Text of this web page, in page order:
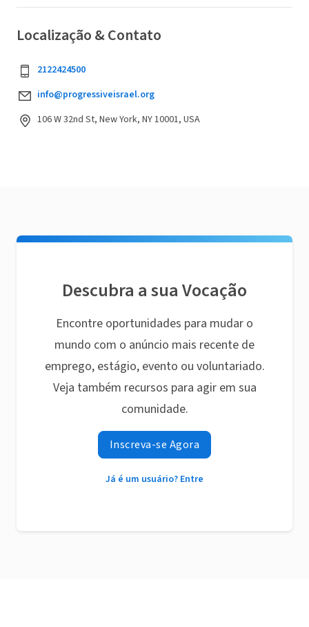
Localização & Contato
2122424500
info@progressiveisrael.org
106 W 32nd St, New York, NY 10001, USA
Descubra a sua Vocação
Encontre oportunidades para mudar o
mundo com o anúncio mais recente de
emprego, estágio, evento ou voluntariado.
Veja também recursos para agir em sua
comunidade.
Inscreva-se Agora
Já é um usuário? Entre